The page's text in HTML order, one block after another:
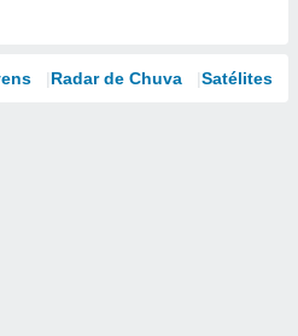
Radar de Chuva Satélites